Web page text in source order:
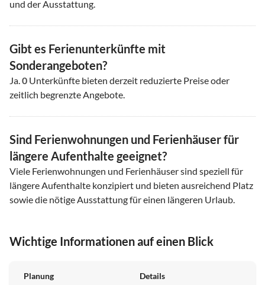
und der Ausstattung.
Gibt es Ferienunterkünfte mit
Sonderangeboten?
Ja.0 Unterkünfte bieten derzeit reduzierte Preise oder
zeitlich begrenzte Angebote.
Sind Ferienwohnungen und Ferienhäuser für
längere Aufenthalte geeignet?
Viele Ferienwohnungen und Ferienhäuser sind speziell für
längere Aufenthalte konzipiert und bieten ausreichend Platz
sowie die nötige Ausstattung für einen längeren Urlaub.
Wichtige Informationen auf einen Blick
Planung Details